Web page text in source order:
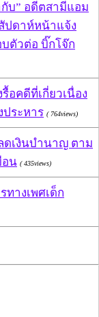
บ” อดีตสามีแอม
ปดาห์หน้าแจ้ง
ตัวต่อ บิ๊กโจ๊ก
อคดีที่เกี่ยวเนื่อง
ระหาร ( 764views)
ดเงินบำนาญ ตาม
อน ( 435views)
างเพศเด็ก